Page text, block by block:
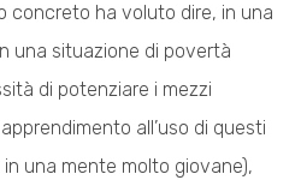
concreto ha voluto dire, in una
una situazione di povertà
di potenziare i mezzi
all’uso di questi
una mente molto giovane),